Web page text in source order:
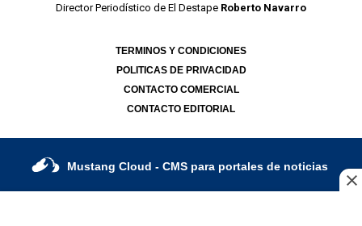
Director Periodístico de El Destape Roberto Navarro
TERMINOS Y CONDICIONES
POLITICAS DE PRIVACIDAD
CONTACTO COMERCIAL
CONTACTO EDITORIAL
Mustang Cloud - CMS para portales de noticias